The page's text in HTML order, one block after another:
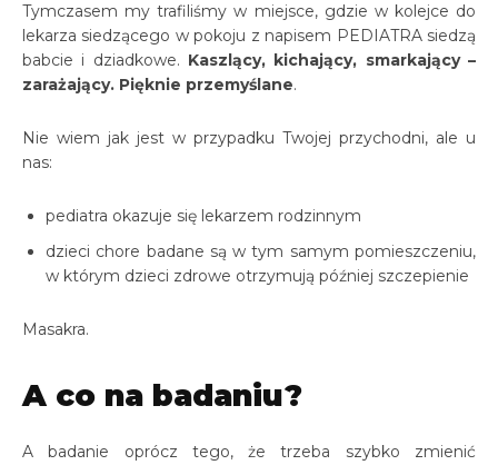
Tymczasem my trafiliśmy w miejsce, gdzie w kolejce do
lekarza siedzącego w pokoju z napisem PEDIATRA siedzą
babcie i dziadkowe. Kaszlący, kichający, smarkający –
zarażający. Pięknie przemyślane.
Nie wiem jak jest w przypadku Twojej przychodni, ale u
nas:
pediatra okazuje się lekarzem rodzinnym
dzieci chore badane są w tym samym pomieszczeniu,
w którym dzieci zdrowe otrzymują później szczepienie
Masakra.
A co na badaniu?
A badanie oprócz tego, że trzeba szybko zmienić